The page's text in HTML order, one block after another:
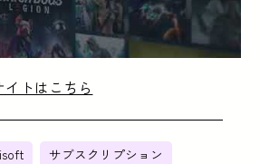
トはこちら
サブスクリプション